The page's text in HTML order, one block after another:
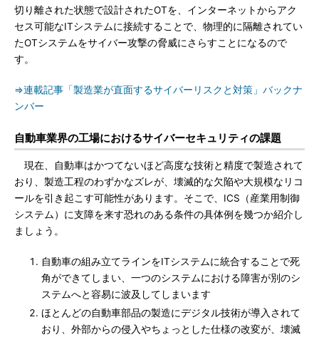
切り離された状態で設計されたOTを、インターネットからアク
セス可能なITシステムに接続することで、物理的に隔離されてい
たOTシステムをサイバー攻撃の脅威にさらすことになるので
す。
⇒連載記事「製造業が直面するサイバーリスクと対策」バックナ
ンバー
自動車業界の工場におけるサイバーセキュリティの課題
現在、自動車はかつてないほど高度な技術と精度で製造されて
おり、製造工程のわずかなズレが、壊滅的な欠陥や大規模なリコ
ールを引き起こす可能性があります。そこで、ICS（産業用制御
システム）に支障を来す恐れのある条件の具体例を幾つか紹介し
ましょう。
自動車の組み立てラインをITシステムに統合することで死
角ができてしまい、一つのシステムにおける障害が別のシ
ステムへと容易に波及してしまいます
ほとんどの自動車部品の製造にデジタル技術が導入されて
おり、外部からの侵入やちょっとした仕様の改変が、壊滅